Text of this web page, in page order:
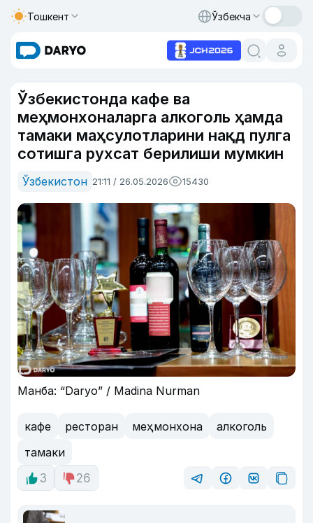
Тошкент Ўзбекча
Ўзбекистонда кафе ва
меҳмонхоналарга алкоголь ҳамда
тамаки маҳсулотларини нақд пулга
сотишга рухсат берилиши мумкин
Ўзбекистон 21:11 / 26.05.2026 15430
Манба: “Daryo” / Madina Nurman
кафе ресторан меҳмонхона
алкоголь
тамаки
3
26